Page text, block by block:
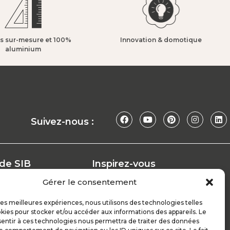
Gérer le consentement
meilleures expériences, nous utilisons des technologies telles
pour stocker et/ou accéder aux informations des appareils. Le
à ces technologies nous permettra de traiter des données
sur-mesure et 100%
aluminium​
Innovation & domotique​
Suivez-nous :
SIB Inspirez-vous
Nos conseils
Configurateur
Demande de devis
Parrain d’excellence